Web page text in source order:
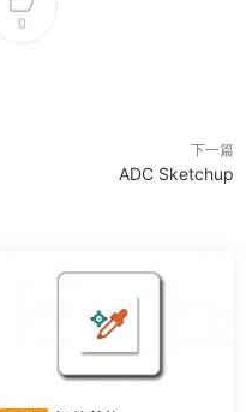
0
下一篇
ADC Sketchup